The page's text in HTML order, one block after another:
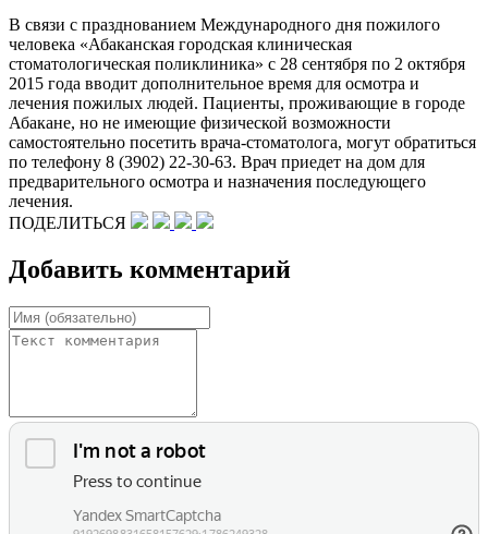
В связи с празднованием Международного дня пожилого
человека «Абаканская городская клиническая
стоматологическая поликлиника» с 28 сентября по 2 октября
2015 года вводит дополнительное время для осмотра и
лечения пожилых людей. Пациенты, проживающие в городе
Абакане, но не имеющие физической возможности
самостоятельно посетить врача-стоматолога, могут обратиться
по телефону 8 (3902) 22-30-63. Врач приедет на дом для
предварительного осмотра и назначения последующего
лечения.
ПОДЕЛИТЬСЯ
Добавить комментарий